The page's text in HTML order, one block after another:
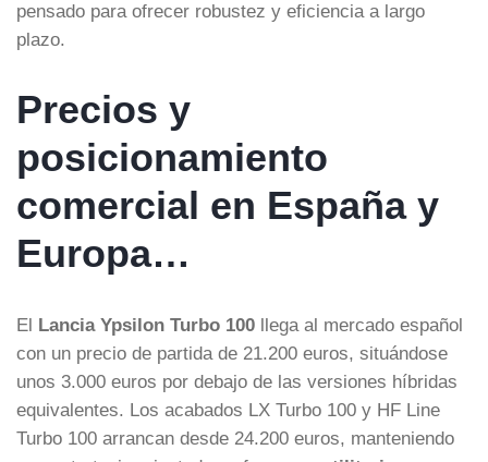
pensado para ofrecer robustez y eficiencia a largo
plazo.
Precios y
posicionamiento
comercial en España y
Europa…
El Lancia Ypsilon Turbo 100 llega al mercado español
con un precio de partida de 21.200 euros, situándose
unos 3.000 euros por debajo de las versiones híbridas
equivalentes. Los acabados LX Turbo 100 y HF Line
Turbo 100 arrancan desde 24.200 euros, manteniendo